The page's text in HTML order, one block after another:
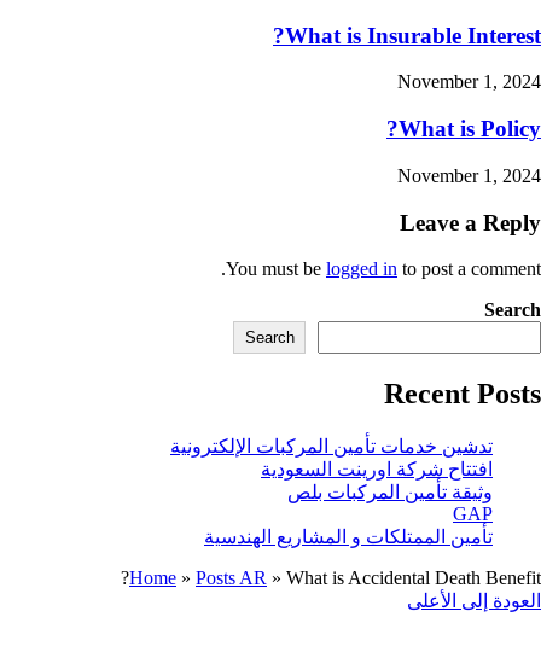
What is Insurable
November
What is
November
Leave a
You must be logged into post a
Recent
خدمات تأمين المركبات الإلكترونية
شركة اورينت السعودية
تأمين المركبات بلص
الممتلكات و المشاريع الهندسية
Home»Posts AR»What is Accidental Death
الأعلى